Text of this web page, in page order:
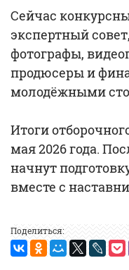
Сейчас
экспертный
фотографы,
продюсеры и
молодёжными
Итоги
мая 2026 года.
начнут
вместе с
Поделиться: